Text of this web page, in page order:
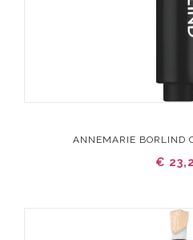
ANNEMARIE BORLIND
€